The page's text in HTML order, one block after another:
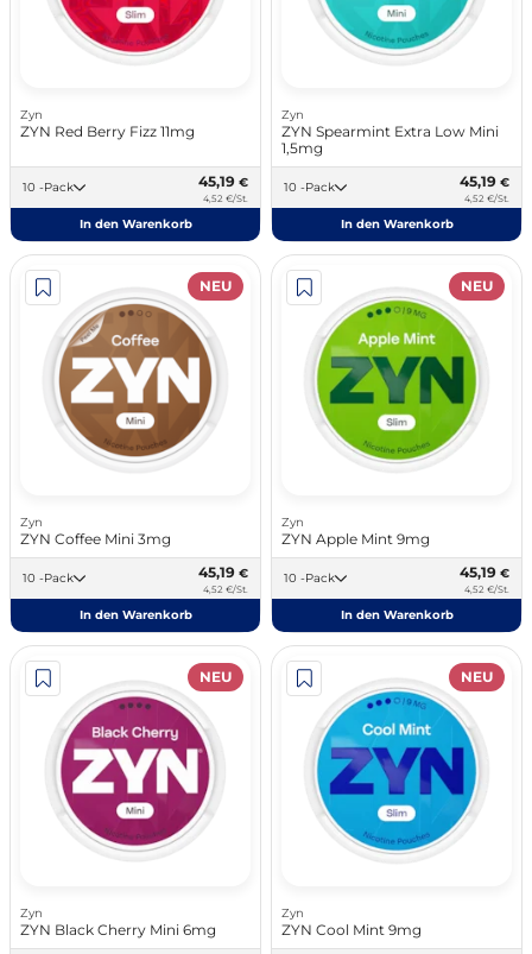
Zyn
ZYN Red Berry Fizz 11mg
10 -Pack 45,19 €
4,52 €/St.
In den Warenkorb
Zyn
ZYN Spearmint Extra Low Mini
1,5mg
10 -Pack 45,19 €
4,52 €/St.
In den Warenkorb
NEU
Zyn
ZYN Coffee Mini 3mg
10 -Pack 45,19 €
4,52 €/St.
In den Warenkorb
NEU
Zyn
ZYN Apple Mint 9mg
10 -Pack 45,19 €
4,52 €/St.
In den Warenkorb
NEU
Zyn
ZYN Black Cherry Mini 6mg
NEU
Zyn
ZYN Cool Mint 9mg